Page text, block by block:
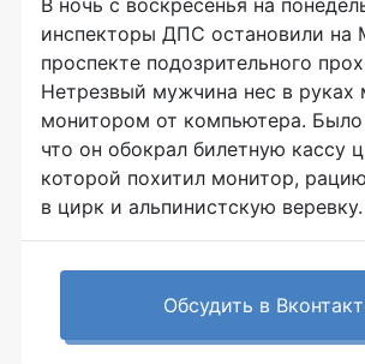
В ночь с воскресенья на
инспекторы ДПС остановили на
проспекте подозрительного
Нетрезвый мужчина нес в руках
монитором от компьютера. Было
что он обокрал билетную кассу
которой похитил монитор,
в цирк и альпинистскую веревку.
Обсудить в